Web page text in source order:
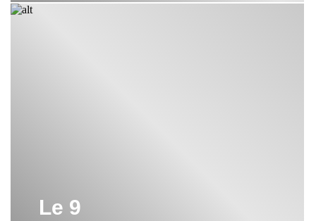
Le 9